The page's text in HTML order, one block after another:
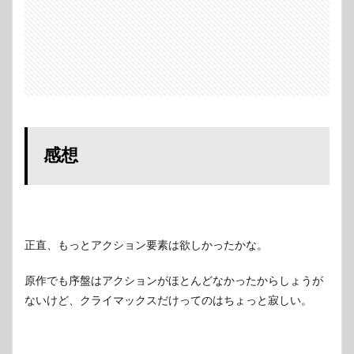
感想
正直、もっとアクション要素は欲しかったかな。
原作でも序盤はアクションがほとんどなかったからしょうが
ないけど、クライマックスだけってのはちょっと寂しい。